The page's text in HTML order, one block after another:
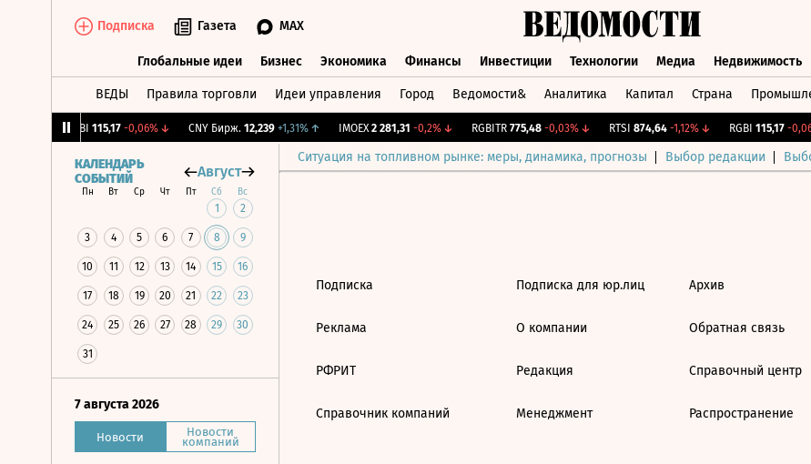
Подписка Газета MAX
Глобальные идеи Бизнес Экономика Финансы Инвестиции Технологии Медиа Недвижимость
ВЕДЫ Правила торговли Идеи управления Город Ведомости& Аналитика Капитал Страна
115,17 -0,06%↓ CNY Бирж. 12,239 +1,31%↑ IMOEX 2 281,31 -0,2%↓ RGBITR 775,48 -0,03%↓ RTSI 874,64 -1,12%↓ RGBI 115,17 -
Ситуация на топливном рынке: меры, динамика, прогнозы Выбор редакции
КАЛЕНДАРЬ
СОБЫТИЙ
Август
Пн Вт Ср Чт Пт Сб Вс
1 2
3 4 5 6 7 8 9
10 11 12 13 14 15 16
17 18 19 20 21 22 23
24 25 26 27 28 29 30
31
7 августа 2026
Новости Новости
компаний
Подписка
Реклама
РФРИТ
Справочник компаний
Подписка для юр.лиц
О компании
Редакция
Менеджмент
Архив
Обратная связь
Справочный центр
Распространение